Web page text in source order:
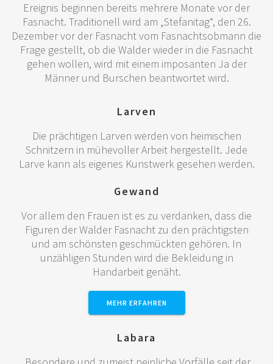
Ereignis beginnen bereits mehrere Monate vor der
Fasnacht. Traditionell wird am „Stefanitag“, den 26.
Dezember vor der Fasnacht vom Fasnachtsobmann die
Frage gestellt, ob die Walder wieder in die Fasnacht
gehen wollen, wird mit einem imposanten Ja der
Männer und Burschen beantwortet wird.
Larven
Die prächtigen Larven werden von heimischen
Schnitzern in mühevoller Arbeit hergestellt. Jede
Larve kann als eigenes Kunstwerk gesehen werden.
Gewand
Vor allem den Frauen ist es zu verdanken, dass die
Figuren der Walder Fasnacht zu den prächtigsten
und am schönsten geschmückten gehören. In
unzähligen Stunden wird die Bekleidung in
Handarbeit genäht.
MEHR ERFAHREN
Labara